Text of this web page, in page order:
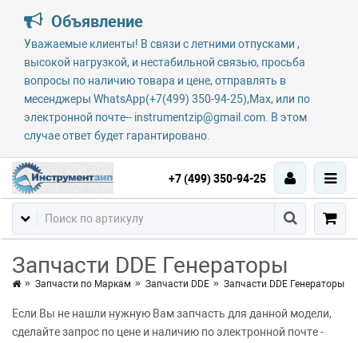
Объявление
Уважаемые клиенты! В связи с летними отпусками ,
высокой нагрузкой, и нестабильной связью, просьба
вопросы по наличию товара и цене, отправлять в
месенджеры WhatsApp(+7(499) 350-94-25),Max, или по
электронной почте-- instrumentzip@gmail.com. В этом
случае ответ будет гарантировано.
+7 (499) 350-94-25
Запчасти DDE Генераторы
Запчасти по Маркам Запчасти DDE Запчасти DDE Генераторы
Если Вы не нашли нужную Вам запчасть для данной модели,
сделайте запрос по цене и наличию по электронной почте -